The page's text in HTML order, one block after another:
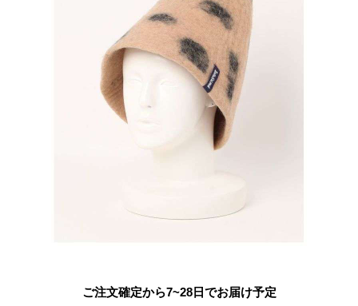
ご注文確定から7~28日でお届け予定